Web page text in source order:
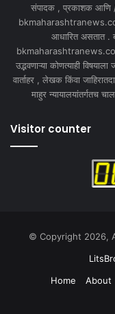
संपादक , प्रकाशक आणि /
bkmaharashtranews.com
आधारित असतात .
bkmaharashtranews.com
उद्भवणाऱ्या कोणत्याही
वार्ताहर , लेखक किंवा
माहुर न्यायालयांतर्गतच
Visitor counter
© Copyright 2026,
Home
About